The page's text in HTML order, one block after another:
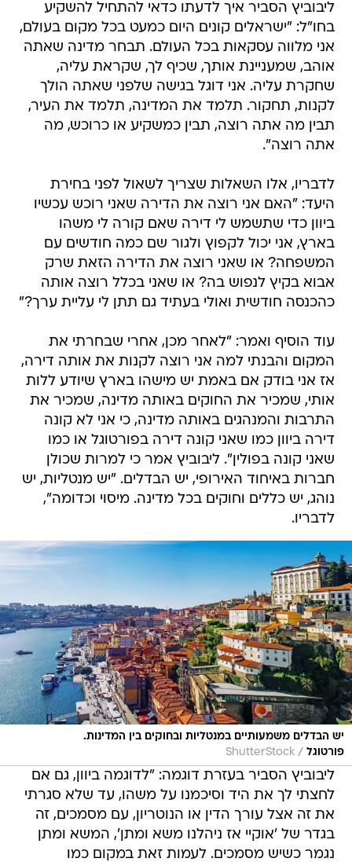
ליבוביץ הסביר איך לדעתו כדאי להתחיל להשקיע
בחו"ל: "ישראלים קונים היום כמעט בכל מקום בעולם,
אני מלווה עסקאות בכל העולם. תבחר מדינה שאתה
אוהב, שמעניינת אותך, שכיף לך, שקראת עליה,
שחקרת עליה. אני דוגל בגישה שלפני שאתה הולך
לקנות, תחקור. תלמד את המדינה, תלמד את העיר,
תבין מה אתה רוצה, תבין כמשקיע או כרוכש, מה
אתה רוצה".
לדבריו, אלו השאלות שצריך לשאול לפני בחירת
היעד: "האם אני רוצה את הדירה שאני רוכש עכשיו
ביוון כדי שתשמש לי דירה שאם קורה לי משהו
בארץ, אני יכול לקפוץ ולגור שם כמה חודשים עם
המשפחה? או שאני רוצה את הדירה הזאת שרק
אבוא בקיץ לנפוש בה? או שאני בכלל רוצה אותה
כהכנסה חודשית ואולי בעתיד גם תתן לי עליית ערך?"
עוד הוסיף ואמר: "לאחר מכן, אחרי שבחרתי את
המקום והבנתי למה אני רוצה לקנות את אותה דירה,
אז אני בודק אם באמת יש מישהו בארץ שיודע ללות
אותי, שמכיר את החוקים באותה מדינה, שמכיר את
התרבות והמנהגים באותה מדינה, כי אני לא קונה
דירה ביוון כמו שאני קונה דירה בפורטוגל או כמו
שאני קונה בפולין". ליבוביץ אמר כי למרות שכולן
חברות באיחוד האירופי, יש הבדלים. "יש מנטליות, יש
נוהג, יש כללים וחוקים בכל מדינה. מיסוי וכדומה",
לדבריו.
יש הבדלים משמעותיים במנטליות ובחוקים בין המדינות.
פורטוגל /
ShutterStock
ליבוביץ הסביר בעזרת דוגמה: "לדוגמה ביוון, גם אם
לחצתי לך את היד וסיכמנו על משהו, עד שלא סגרתי
את זה אצל עורך הדין או הנוטריון, עם מסמכים, זה
בגדר של 'אוקיי אז ניהלנו משא ומתן', המשא ומתן
נגמר כשיש מסמכים. לעמות זאת במקום כמו